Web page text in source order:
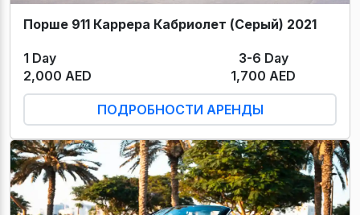
Порше 911 Каррера Кабриолет (Серый) 2021
1 Day
3-6 Day
2,000 AED
1,700 AED
ПОДРОБНОСТИ АРЕНДЫ